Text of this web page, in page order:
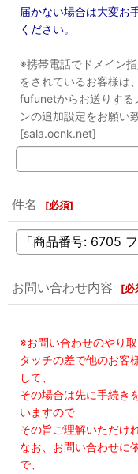
届かない場合は大変お
ください。
※携帯電話でドメイン
をされているお客様は、
fufunetからお送りする
ンの追加設定をお願い
[sala.ocnk.net]
件名 [必須]
お問い合わせ内容 [必
※お問い合わせのやり
タッチの差で他のお客
して、
その場合は先に手続き
いますので
その旨ご理解いただけ
なお、お問い合わせに
で、